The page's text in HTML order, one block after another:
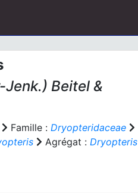
Beitel &
Famille : Dryopteridaceae
Agrégat : Dryopteris